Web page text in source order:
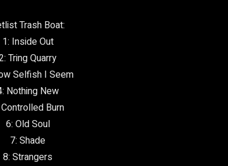
Trash Boat:
1: Inside Out
Tring Quarry
Selfish I Seem
Nothing New
Burn
6: Old Soul
7: Shade
8: Strangers